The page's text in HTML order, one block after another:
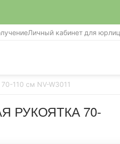
Личный кабинет для юрлиц
110 см NV-W3011
РУКОЯТКА 70-